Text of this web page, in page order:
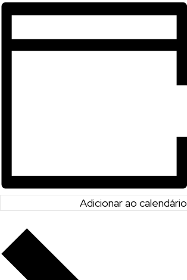
Adicionar ao calendário